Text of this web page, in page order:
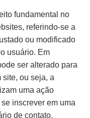
fundamental no
referindo-se a
ou modificado
usuário. Em
ser alterado para
site, ou seja, a
uma ação
inscrever em uma
de contato.